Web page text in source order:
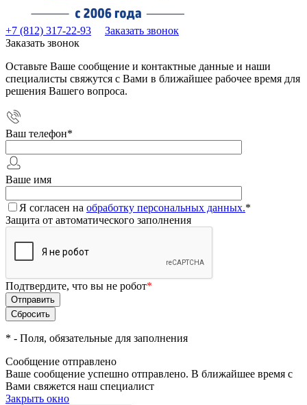
+7 (812) 317-22-93
Заказать звонок
Заказать звонок
Оставьте Ваше сообщение и контактные данные и наши
специалисты свяжутся с Вами в ближайшее рабочее время для
решения Вашего вопроса.
Ваш телефон*
Ваше имя
Я согласен на обработку персональных данных.*
Защита от автоматического заполнения
Подтвердите, что вы не робот*
* - Поля, обязательные для заполнения
Сообщение отправлено
Ваше сообщение успешно отправлено. В ближайшее время с
Вами свяжется наш специалист
Закрыть окно